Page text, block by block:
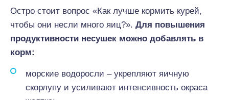
Остро стоит вопрос «Как лучше кормить курей,
чтобы они несли много яиц?». Для повышения
продуктивности несушек можно добавлять в
корм:
морские водоросли – укрепляют яичную
скорлупу и усиливают интенсивность окраса